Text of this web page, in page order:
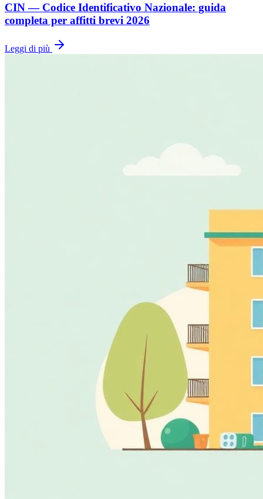
CIN — Codice Identificativo Nazionale: guida
completa per affitti brevi 2026
Leggi di più